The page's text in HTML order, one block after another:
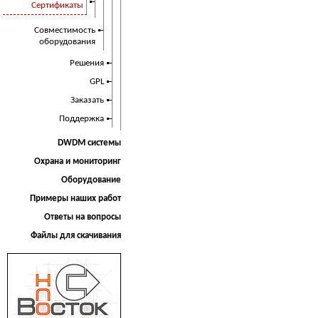
Сертификаты
Совместимость
оборудования
Решения
GPL
Заказать
Поддержка
DWDM системы
Охрана и мониторинг
Оборудование
Примеры наших работ
Ответы на вопросы
Файлы для скачивания